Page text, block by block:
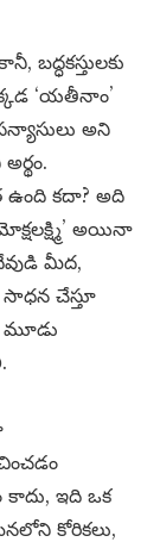
బద్ధకస్తులకు
‘యతీనాం’
అని
ఉంది కదా? అది
అయినా
మీద,
సాధన చేస్తూ
మూడు
కాదు, ఇది ఒక
కోరికలు,